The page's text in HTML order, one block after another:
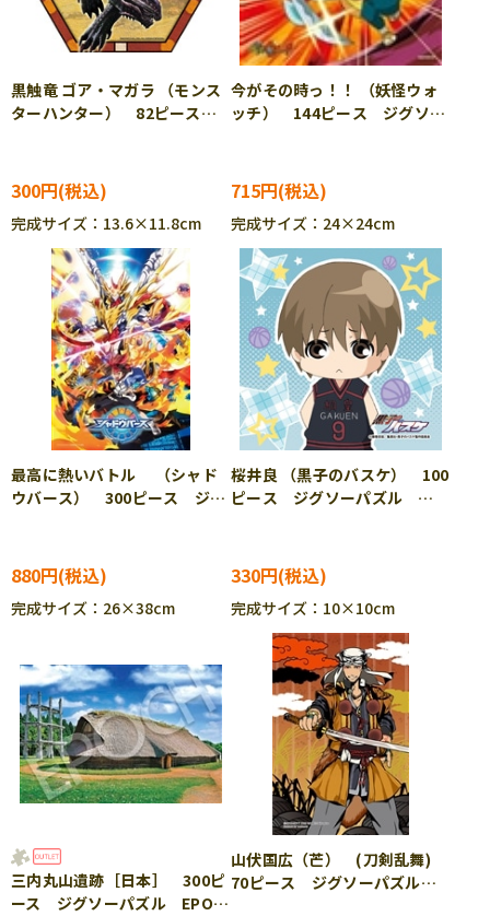
黒触竜 ゴア・マガラ （モンス
ターハンター） 82ピース
300円
完成サイズ：13.6×11.8cm
今がその時っ！！ （妖怪ウォ
ッチ） 144ピース ジグソー
715円
完成サイズ：24×24cm
最高に熱いバトル （シャド
ウバース） 300ピース ジグ
880円
完成サイズ：26×38cm
桜井良 （黒子のバスケ） 100
ピース ジグソーパズル
330円
完成サイズ：10×10cm
三内丸山遺跡［日本］ 300ピ
ース ジグソーパズル EPO-
山伏国広（芒） (刀剣乱舞)
70ピース ジグソーパズル